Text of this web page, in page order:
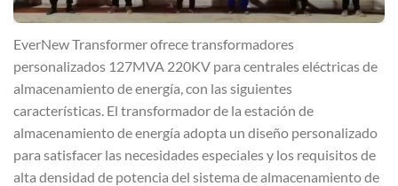
EverNew Transformer ofrece transformadores
personalizados 127MVA 220KV para centrales eléctricas de
almacenamiento de energía, con las siguientes
características. El transformador de la estación de
almacenamiento de energía adopta un diseño personalizado
para satisfacer las necesidades especiales y los requisitos de
alta densidad de potencia del sistema de almacenamiento de